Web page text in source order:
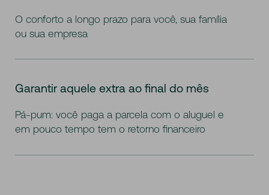
O conforto a longo prazo para você, sua família
ou sua empresa
Garantir aquele extra ao final do mês
Pá-pum: você paga a parcela com o aluguel e
em pouco tempo tem o retorno financeiro